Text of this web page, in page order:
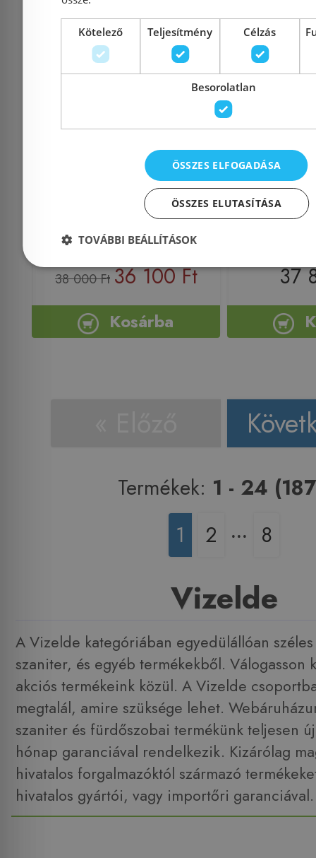
201.701.4
Cikkszám: 201.701.4
38 000 Ft36 100 Ft
Kosárba
37
Termékek: 1 - 24
1
2 ‧‧‧ 8
Vizelde
A Vizelde kategóriában egyedülállóan
szaniter, és egyéb termékekből. Válogasson
akciós termékeink közül. A Vizelde
megtalál, amire szüksége lehet.
szaniter és fürdőszobai termékünk teljesen
hónap garanciával rendelkezik. Kizárólag
hivatalos forgalmazóktól származó
hivatalos gyártói, vagy importőri garanciával.
Kötelező Teljesítmény Célzás
Besorolatlan
ÖSSZES ELFOGADÁSA
ÖSSZES ELUTASÍTÁSA
TOVÁBBI BEÁLLÍTÁSOK